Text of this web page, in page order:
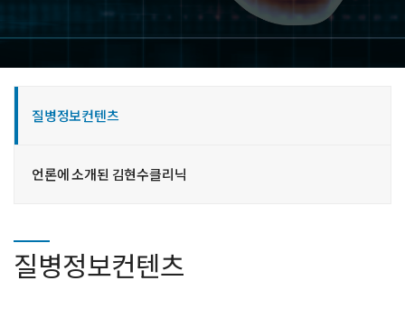
질병정보컨텐츠
언론에 소개된 김현수클리닉
질병정보컨텐츠